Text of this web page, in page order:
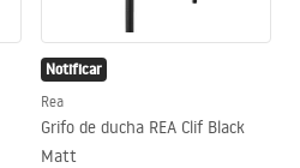
Notificar
Rea
Grifo de ducha REA Clif Black
Matt